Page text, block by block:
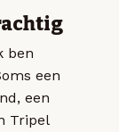
ben
een
een
Tripel